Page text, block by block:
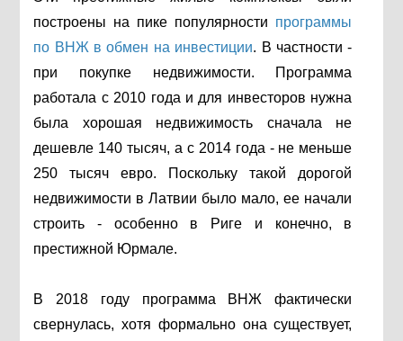
построены на пике популярности программы
по ВНЖ в обмен на инвестиции. В частности -
при покупке недвижимости. Программа
работала с 2010 года и для инвесторов нужна
была хорошая недвижимость сначала не
дешевле 140 тысяч, а с 2014 года - не меньше
250 тысяч евро. Поскольку такой дорогой
недвижимости в Латвии было мало, ее начали
строить - особенно в Риге и конечно, в
престижной Юрмале.
В 2018 году программа ВНЖ фактически
свернулась, хотя формально она существует,